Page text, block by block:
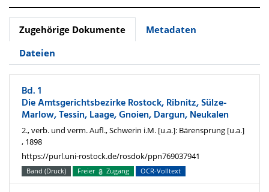
Zugehörige Dokumente
Metadaten
Dateien
Bd. 1
Die Amtsgerichtsbezirke Rostock, Ribnitz, Sülze-
Marlow, Tessin, Laage, Gnoien, Dargun, Neukalen
2., verb. und verm. Aufl., Schwerin i.M. [u.a.]: Bärensprung [u.a.]
, 1898
https://purl.uni-rostock.de/rosdok/ppn769037941
Band (Druck) Freier Zugang OCR-Volltext